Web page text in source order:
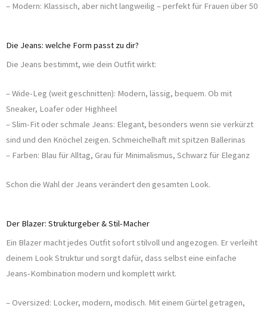
– Modern: Klassisch, aber nicht langweilig – perfekt für Frauen über 50
Die Jeans: welche Form passt zu dir?
Die Jeans bestimmt, wie dein Outfit wirkt:
– Wide-Leg (weit geschnitten): Modern, lässig, bequem. Ob mit
Sneaker, Loafer oder Highheel
– Slim-Fit oder schmale Jeans: Elegant, besonders wenn sie verkürzt
sind und den Knöchel zeigen. Schmeichelhaft mit spitzen Ballerinas
– Farben: Blau für Alltag, Grau für Minimalismus, Schwarz für Eleganz
Schon die Wahl der Jeans verändert den gesamten Look.
Der Blazer: Strukturgeber & Stil-Macher
Ein Blazer macht jedes Outfit sofort stilvoll und angezogen. Er verleiht
deinem Look Struktur und sorgt dafür, dass selbst eine einfache
Jeans-Kombination modern und komplett wirkt.
– Oversized: Locker, modern, modisch. Mit einem Gürtel getragen,